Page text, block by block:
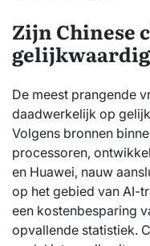
Zijn Chinese
De meest prangende
daadwerkelijk op
Volgens bronnen
processoren,
en Huawei, nauw
op het gebied van AI-
een kostenbesparing
opvallende statistiek.